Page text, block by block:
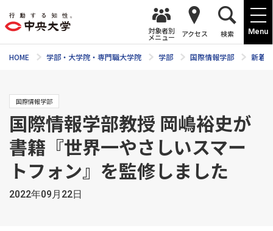
Menu
対象者別
メニュー アクセス 検索
HOME 学部・大学院・専門職大学院 学部 国際情報学部 新着
国際情報学部
国際情報学部教授 岡嶋裕史が
書籍『世界一やさしいスマー
トフォン』を監修しました
2022年09月22日